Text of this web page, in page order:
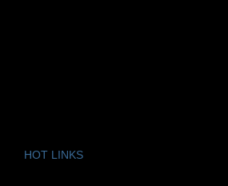
HOT LINKS